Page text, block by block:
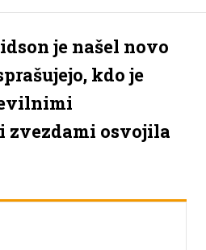
je našel novo
kdo je
osvojila